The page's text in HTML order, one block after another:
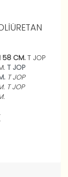
58 CM. T JOP
T JOP
T JOP
T JOP